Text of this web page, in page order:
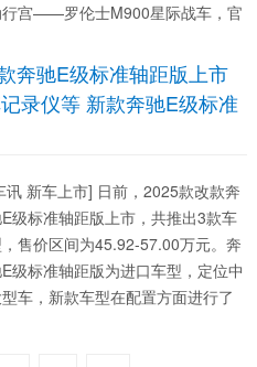
宫——罗伦士M900星际战车，官
匠心定制的私享空间——蛟龙战
长版官方指导价109.8万元起，全
限量199台。...
奔驰E级标准轴距版上市
录仪等 新款奔驰E级标准
讯 新车上市] 日前，2025款改款奔
级标准轴距版上市，共推出3款车
售价区间为45.92-57.00万元。奔
级标准轴距版为进口车型，定位中
车，新款车型在配置方面进行了